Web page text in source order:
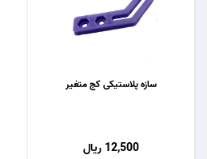
سازه پلاستیکی کج متغیر
12,500 ریال